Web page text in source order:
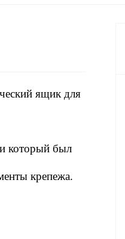
ящик для
который был
крепежа.